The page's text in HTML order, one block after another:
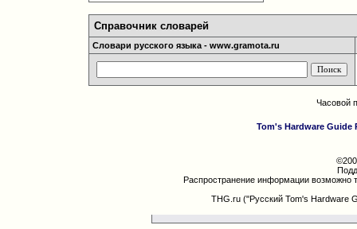
Справочник словарей
Словари русского языка - www.gramota.ru
Часовой
Tom's Hardware Guide
Распространение информации возможно
THG.ru ("Русский Tom's Hardware